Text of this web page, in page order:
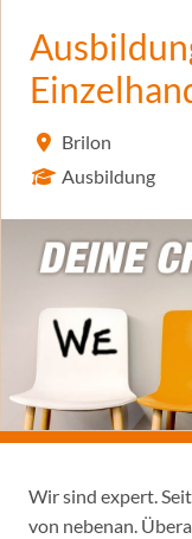
Brilon
Ausbildung
Wir sind expert.
von nebenan.